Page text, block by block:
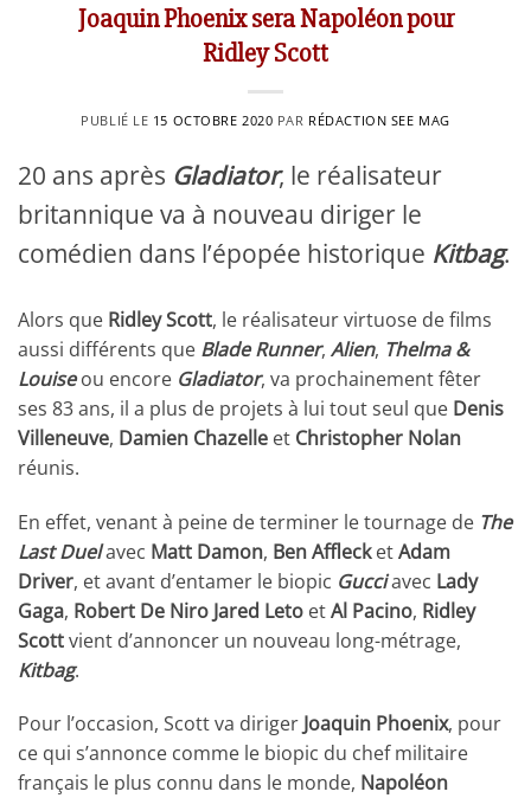
Joaquin Phoenix sera Napoléon pour
Ridley Scott
PUBLIÉ LE 15 OCTOBRE 2020 PAR RÉDACTION SEE MAG
20 ans après Gladiator, le réalisateur
britannique va à nouveau diriger le
comédien dans l’épopée historique Kitbag.
Alors que Ridley Scott, le réalisateur virtuose de films
aussi différents que Blade Runner, Alien, Thelma &
Louiseou encore Gladiator, va prochainement fêter
ses 83 ans, il a plus de projets à lui tout seul que Denis
Villeneuve, Damien Chazelle et Christopher Nolan
réunis.
En effet, venant à peine de terminer le tournage de The
Last Duelavec Matt Damon, Ben AfflecketAdam
Driver, et avant d’entamer le biopic Gucciavec Lady
Gaga, Robert De Niro Jared Leto etAl Pacino, Ridley
Scottvient d’annoncer un nouveau long-métrage,
Kitbag.
Pour l’occasion, Scott va diriger Joaquin Phoenix, pour
ce qui s’annonce comme le biopic du chef militaire
français le plus connu dans le monde, Napoléon